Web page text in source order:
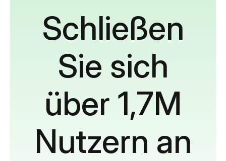
Schließen
Sie sich
über 1,7M
Nutzern an